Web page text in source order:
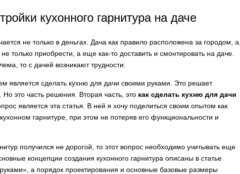
кухонного гарнитура на даче
не только в деньгах. Дача как правило расположена за городом, а,
только приобрести, а еще как-то доставить и смонтировать на даче.
то с дачей возникают трудности.
является сделать кухню для дачи своими руками. Это решает
это часть решения. Вторая часть, это как сделать кухню для дачи
является эта статья. В ней я хочу поделиться своим опытом как
гарнитуре, при этом не потеряв его функциональности и
получился не дорогой, то этот вопрос необходимо учитывать еще
концепции создания кухонного гарнитура описаны в статье
а порядок проектирования и основные базовые размеры